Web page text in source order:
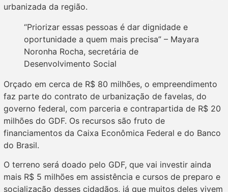
urbanizada da região.
“Priorizar essas pessoas é dar dignidade e
oportunidade a quem mais precisa” – Mayara
Noronha Rocha, secretária de
Desenvolvimento Social
Orçado em cerca de R$ 80 milhões, o empreendimento
faz parte do contrato de urbanização de favelas, do
governo federal, com parceria e contrapartida de R$ 20
milhões do GDF. Os recursos são fruto de
financiamentos da Caixa Econômica Federal e do Banco
do Brasil.
O terreno será doado pelo GDF, que vai investir ainda
mais R$ 5 milhões em assistência e cursos de preparo e
socialização desses cidadãos, já que muitos deles vivem